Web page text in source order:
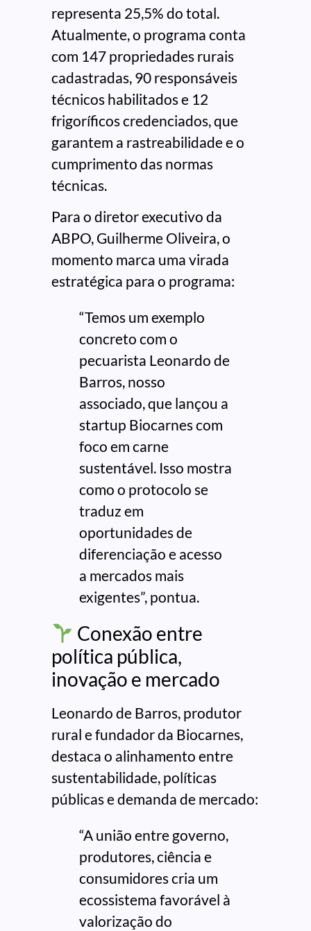
representa 25,5% do total.
Atualmente, o programa conta
com 147 propriedades rurais
cadastradas, 90 responsáveis
técnicos habilitados e 12
frigoríficos credenciados, que
garantem a rastreabilidade e o
cumprimento das normas
técnicas.
Para o diretor executivo da
ABPO, Guilherme Oliveira, o
momento marca uma virada
estratégica para o programa:
“Temos um exemplo
concreto com o
pecuarista Leonardo de
Barros, nosso
associado, que lançou a
startup Biocarnes com
foco em carne
sustentável. Isso mostra
como o protocolo se
traduz em
oportunidades de
diferenciação e acesso
a mercados mais
exigentes”, pontua.
Conexão entre
política pública,
inovação e mercado
Leonardo de Barros, produtor
rural e fundador da Biocarnes,
destaca o alinhamento entre
sustentabilidade, políticas
públicas e demanda de mercado:
“A união entre governo,
produtores, ciência e
consumidores cria um
ecossistema favorável à
valorização do